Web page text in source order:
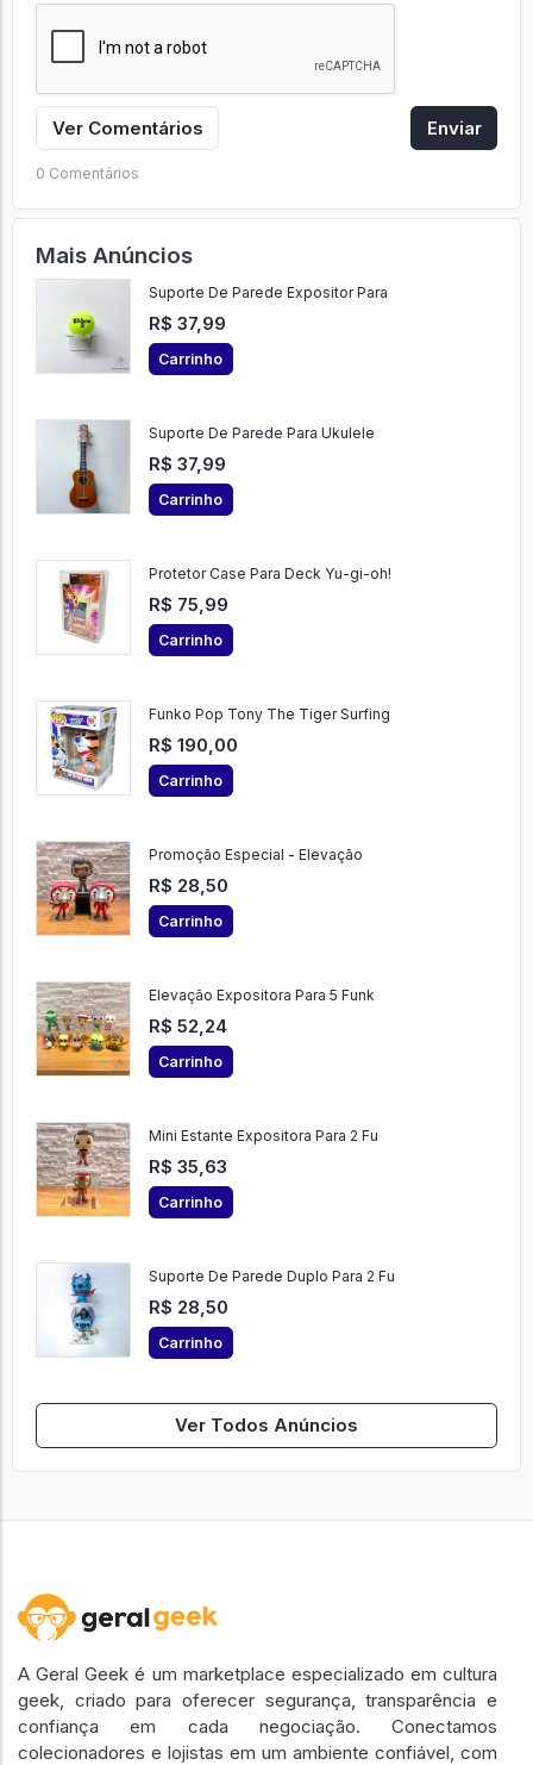
Ver Comentários Enviar
0 Comentários
Mais Anúncios
Suporte De Parede Expositor Para
R$ 37,99
Carrinho
Suporte De Parede Para Ukulele
R$ 37,99
Carrinho
Protetor Case Para Deck Yu-gi-oh!
R$ 75,99
Carrinho
Funko Pop Tony The Tiger Surfing
R$ 190,00
Carrinho
Promoção Especial - Elevação
R$ 28,50
Carrinho
Elevação Expositora Para 5 Funk
R$ 52,24
Carrinho
Mini Estante Expositora Para 2 Fu
R$ 35,63
Carrinho
Suporte De Parede Duplo Para 2 Fu
R$ 28,50
Carrinho
Ver Todos Anúncios
A Geral Geek é um marketplace especializado em cultura
geek, criado para oferecer segurança, transparência e
confiança em cada negociação. Conectamos
colecionadores e lojistas em um ambiente confiável, com